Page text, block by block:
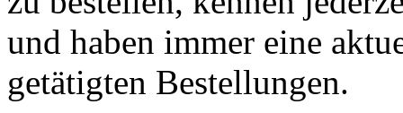
und haben immer eine
getätigten Bestellungen.